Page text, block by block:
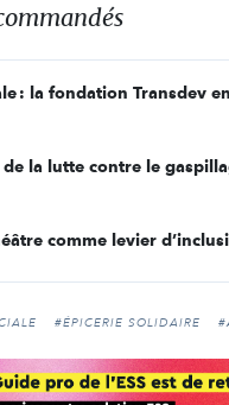
comme levier
#ÉPICERIE SOLIDAIRE